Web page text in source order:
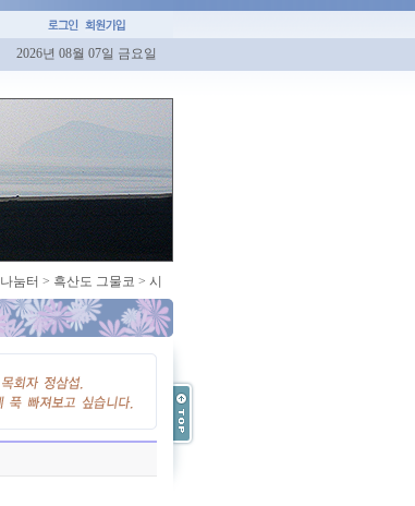
2026년 08월 07일 금요일
나눔터 > 흑산도 그물코 > 시